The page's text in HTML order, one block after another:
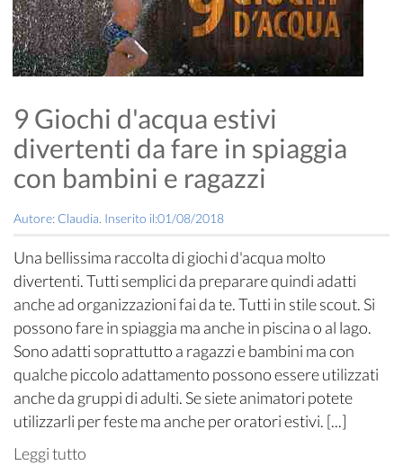
9 Giochi d'acqua estivi
divertenti da fare in spiaggia
con bambini e ragazzi
Autore: Claudia. Inserito il:01/08/2018
Una bellissima raccolta di giochi d'acqua molto
divertenti. Tutti semplici da preparare quindi adatti
anche ad organizzazioni fai da te. Tutti in stile scout. Si
possono fare in spiaggia ma anche in piscina o al lago.
Sono adatti soprattutto a ragazzi e bambini ma con
qualche piccolo adattamento possono essere utilizzati
anche da gruppi di adulti. Se siete animatori potete
utilizzarli per feste ma anche per oratori estivi. [...]
Leggi tutto